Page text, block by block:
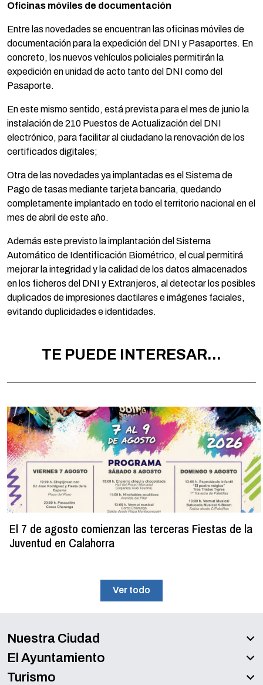
Oficinas móviles de documentación
Entre las novedades se encuentran las oficinas móviles de
documentación para la expedición del DNI y Pasaportes. En
concreto, los nuevos vehículos policiales permitirán la
expedición en unidad de acto tanto del DNI como del
Pasaporte.
En este mismo sentido, está prevista para el mes de junio la
instalación de 210 Puestos de Actualización del DNI
electrónico, para facilitar al ciudadano la renovación de los
certificados digitales;
Otra de las novedades ya implantadas es el Sistema de
Pago de tasas mediante tarjeta bancaria, quedando
completamente implantado en todo el territorio nacional en el
mes de abril de este año.
Además este previsto la implantación del Sistema
Automático de Identificación Biométrico, el cual permitirá
mejorar la integridad y la calidad de los datos almacenados
en los ficheros del DNI y Extranjeros, al detectar los posibles
duplicados de impresiones dactilares e imágenes faciales,
evitando duplicidades e identidades.
TE PUEDE INTERESAR...
El 7 de agosto comienzan las terceras Fiestas de la
Juventud en Calahorra
Ver todo
Nuestra Ciudad
El Ayuntamiento
Turismo